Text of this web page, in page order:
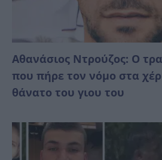
Αθανάσιος Ντρούζος: Ο
που πήρε τον νόμο στα
θάνατο του γιου του